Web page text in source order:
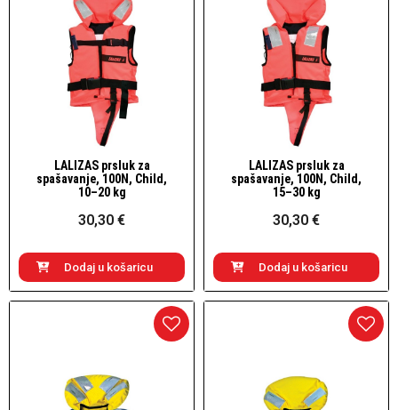
Brzi pogled
LALIZAS prsluk za
spašavanje, 100N, Child,
10–20 kg
30,30 €
Dodaj u košaricu
Brzi pogled
LALIZAS prsluk za
spašavanje, 100N, Child,
15–30 kg
30,30 €
Dodaj u košaricu